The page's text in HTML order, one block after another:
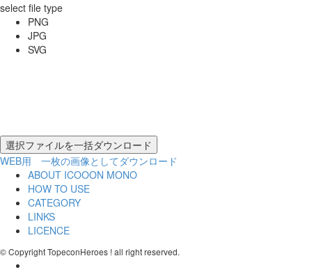
select file type
PNG
JPG
SVG
WEB用 一枚の画像としてダウンロード
ABOUT ICOOON MONO
HOW TO USE
CATEGORY
LINKS
LICENCE
© Copyright TopeconHeroes ! all right reserved.